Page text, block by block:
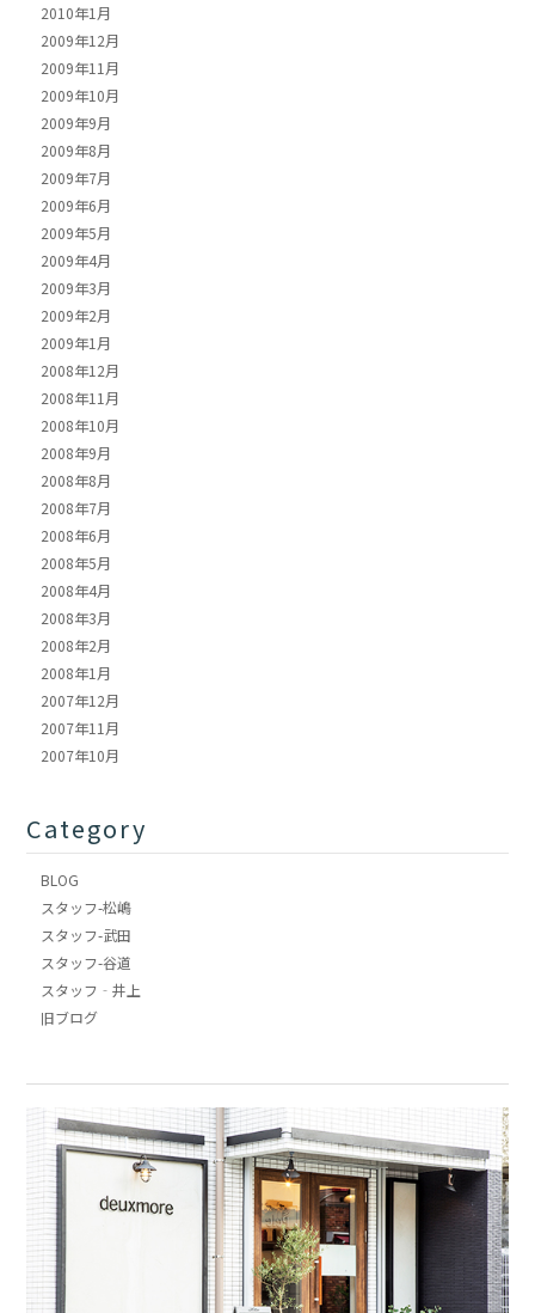
2010年1月
2009年12月
2009年11月
2009年10月
2009年9月
2009年8月
2009年7月
2009年6月
2009年5月
2009年4月
2009年3月
2009年2月
2009年1月
2008年12月
2008年11月
2008年10月
2008年9月
2008年8月
2008年7月
2008年6月
2008年5月
2008年4月
2008年3月
2008年2月
2008年1月
2007年12月
2007年11月
2007年10月
Category
BLOG
スタッフ-松嶋
スタッフ-武田
スタッフ-谷道
スタッフ‐井上
旧ブログ